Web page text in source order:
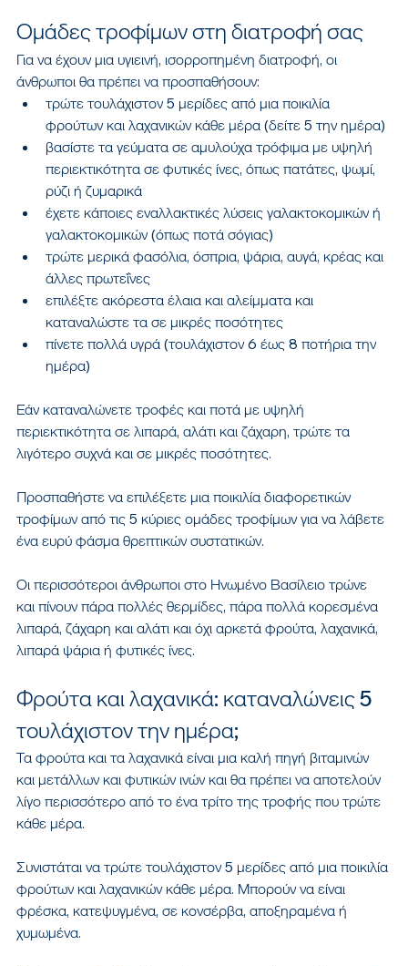
Ομάδες τροφίμων στη διατροφή σας
Για να έχουν μια υγιεινή, ισορροπημένη διατροφή, οι
άνθρωποι θα πρέπει να προσπαθήσουν:
τρώτε τουλάχιστον 5 μερίδες από μια ποικιλία
φρούτων και λαχανικών κάθε μέρα (δείτε 5 την ημέρα)
βασίστε τα γεύματα σε αμυλούχα τρόφιμα με υψηλή
περιεκτικότητα σε φυτικές ίνες, όπως πατάτες, ψωμί,
ρύζι ή ζυμαρικά
έχετε κάποιες εναλλακτικές λύσεις γαλακτοκομικών ή
γαλακτοκομικών (όπως ποτά σόγιας)
τρώτε μερικά φασόλια, όσπρια, ψάρια, αυγά, κρέας και
άλλες πρωτεΐνες
επιλέξτε ακόρεστα έλαια και αλείμματα και
καταναλώστε τα σε μικρές ποσότητες
πίνετε πολλά υγρά (τουλάχιστον 6 έως 8 ποτήρια την
ημέρα)
Εάν καταναλώνετε τροφές και ποτά με υψηλή
περιεκτικότητα σε λιπαρά, αλάτι και ζάχαρη, τρώτε τα
λιγότερο συχνά και σε μικρές ποσότητες.
Προσπαθήστε να επιλέξετε μια ποικιλία διαφορετικών
τροφίμων από τις 5 κύριες ομάδες τροφίμων για να λάβετε
ένα ευρύ φάσμα θρεπτικών συστατικών.
Οι περισσότεροι άνθρωποι στο Ηνωμένο Βασίλειο τρώνε
και πίνουν πάρα πολλές θερμίδες, πάρα πολλά κορεσμένα
λιπαρά, ζάχαρη και αλάτι και όχι αρκετά φρούτα, λαχανικά,
λιπαρά ψάρια ή φυτικές ίνες.
Φρούτα και λαχανικά: καταναλώνεις 5
τουλάχιστον την ημέρα;
Τα φρούτα και τα λαχανικά είναι μια καλή πηγή βιταμινών
και μετάλλων και φυτικών ινών και θα πρέπει να αποτελούν
λίγο περισσότερο από το ένα τρίτο της τροφής που τρώτε
κάθε μέρα.
Συνιστάται να τρώτε τουλάχιστον 5 μερίδες από μια ποικιλία
φρούτων και λαχανικών κάθε μέρα. Μπορούν να είναι
φρέσκα, κατεψυγμένα, σε κονσέρβα, αποξηραμένα ή
χυμωμένα.